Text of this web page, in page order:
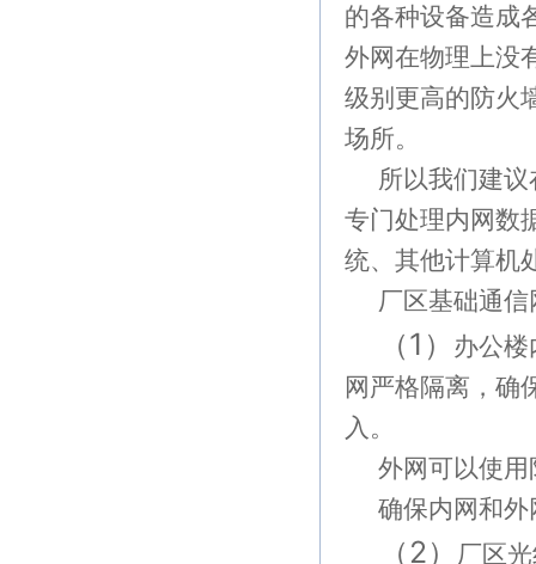
的各种设备造成
外网在物理上没
级别更高的防火
场所。
所以我们建
专门处理内网数
统、其他计算机
厂区基础通
（1 ）
办公
网严格隔离，确
入。
外网可以使
确保内网和
（ 2） 厂区